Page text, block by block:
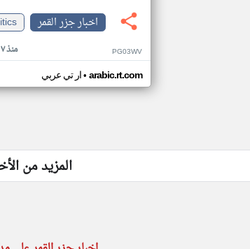
اخبار جزر القمر
منذ ٧ أشهر PG03WV
ار تي عربي• arabic.rt.com
المزيد من